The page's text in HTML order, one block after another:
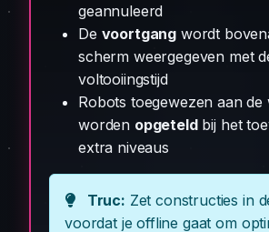
geannuleerd
De voortgang wordt
scherm weergegeven met
voltooiingstijd
Robots toegewezen aan de
worden opgeteldbij het
extra niveaus
Truc: Zet constructies in
voordat je offline gaat om